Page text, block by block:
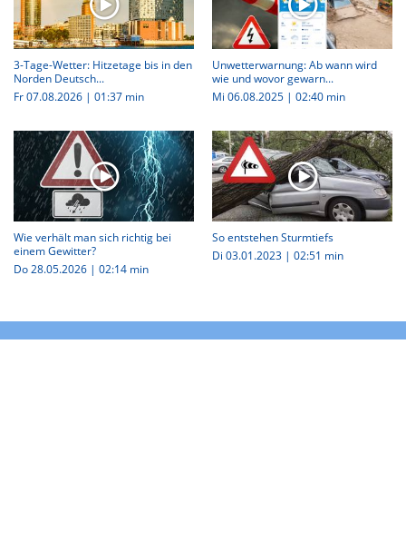
3-Tage-Wetter: Hitzetage bis in den
Norden Deutsch...
Fr 07.08.2026 | 01:37 min
Unwetterwarnung: Ab wann wird
wie und wovor gewarn...
Mi 06.08.2025 | 02:40 min
Wie verhält man sich richtig bei
einem Gewitter?
Do 28.05.2026 | 02:14 min
So entstehen Sturmtiefs
Di 03.01.2023 | 02:51 min